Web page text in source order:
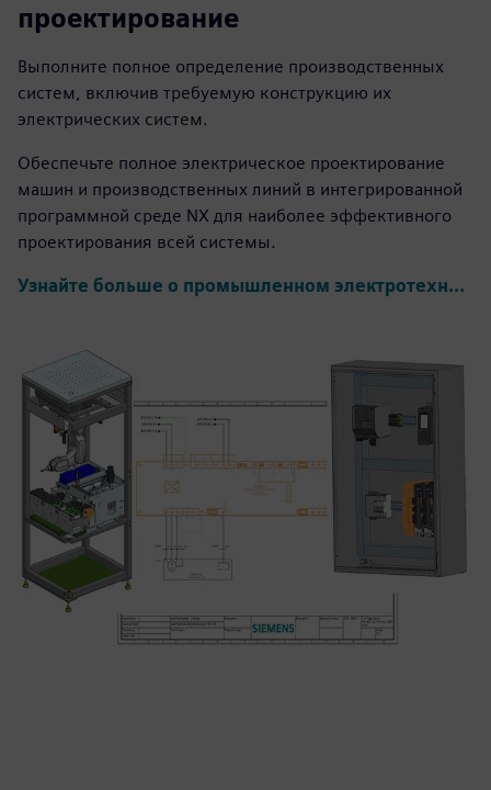
проектирование
Выполните полное определение производственных
систем, включив требуемую конструкцию их
электрических систем.
Обеспечьте полное электрическое проектирование
машин и производственных линий в интегрированной
программной среде NX для наиболее эффективного
проектирования всей системы.
Узнайте больше о промышленном электротехническом проектировании